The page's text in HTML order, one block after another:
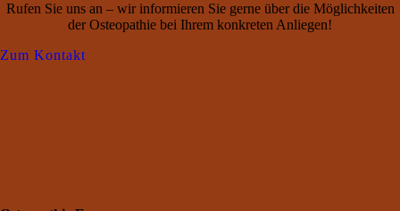
Rufen Sie uns an – wir infor­mie­ren Sie ger­ne über die Mög­lich­kei­ten
der Osteo­pa­thie bei Ihrem kon­kre­ten Anliegen!
Zum Kon­takt